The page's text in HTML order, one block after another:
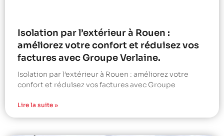
Isolation par l’extérieur à Rouen :
améliorez votre confort et réduisez vos
factures avec Groupe Verlaine.
Isolation par l’extérieur à Rouen : améliorez votre
confort et réduisez vos factures avec Groupe
Lire la suite »